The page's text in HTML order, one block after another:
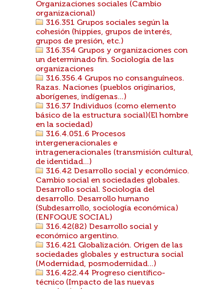
Organizaciones sociales (Cambio
organizacional)
316.351 Grupos sociales según la
cohesión (hippies, grupos de interés,
grupos de presión, etc.)
316.354 Grupos y organizaciones con
un determinado fin. Sociología de las
organizaciones
316.356.4 Grupos no consanguíneos.
Razas. Naciones (pueblos originarios,
aborígenes, indígenas...)
316.37 Individuos (como elemento
básico de la estructura social)(El hombre
en la sociedad)
316.4.051.6 Procesos
intergeneracionales e
intrageneracionales (transmisión cultural,
de identidad...)
316.42 Desarrollo social y económico.
Cambio social en sociedades globales.
Desarrollo social. Sociología del
desarrollo. Desarrollo humano
(Subdesarrollo, sociología económica)
(ENFOQUE SOCIAL)
316.42(82) Desarrollo social y
económico argentino.
316.421 Globalización. Origen de las
sociedades globales y estructura social
(Modernidad, posmodernidad...)
316.422.44 Progreso científico-
técnico (Impacto de las nuevas